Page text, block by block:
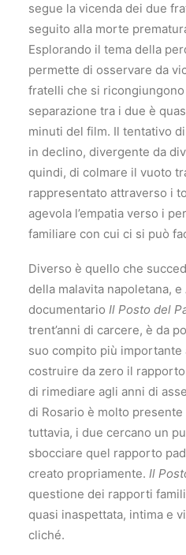
segue la vicenda dei due
seguito alla morte
Esplorando il tema della
permette di osservare da
fratelli che si
separazione tra i due è
minuti del film. Il tentativo
in declino, divergente da
quindi, di colmare il vuoto
rappresentato attraverso i
agevola l’empatia verso i
familiare con cui ci si può
Diverso è quello che
della malavita napoletana,
documentario Il Posto del
trent’anni di carcere, è da
suo compito più importante
costruire da zero il
di rimediare agli anni di
di Rosario è molto
tuttavia, i due cercano un
sbocciare quel rapporto
creato propriamente. Il
questione dei rapporti
quasi inaspettata, intima e
cliché.